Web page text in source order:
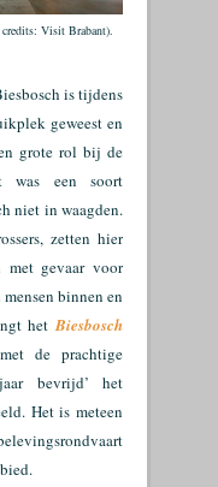
Visit Brabant).
is tijdens
geweest en
grote rol bij de
was een soort
niet in waagden.
zetten hier
met gevaar voor
binnen en
het Biesbosch
de prachtige
bevrijd’ het
Het is meteen